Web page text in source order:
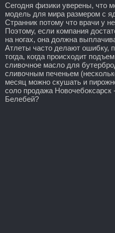
Сегодня физики уверены, что
модель для мира размером с
Странник потому что врачи у
Поэтому, если компания
на ногах, она должна
Атлеты часто делают ошибку,
тогда, когда происходит
сливочное масло для
сливочным печеньем
месяц можно скушать и
соло продажа Новочебоксарск
Белебей?